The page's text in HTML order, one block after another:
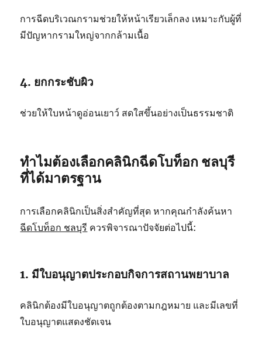
การฉีดบริเวณกรามช่วยให้หน้าเรียวเล็กลง เหมาะกับผู้ที่
มีปัญหากรามใหญ่จากกล้ามเนื้อ
4. ยกกระชับผิว
ช่วยให้ใบหน้าดูอ่อนเยาว์ สดใสขึ้นอย่างเป็นธรรมชาติ
ทำไมต้องเลือกคลินิกฉีดโบท็อก ชลบุรี
ที่ได้มาตรฐาน
การเลือกคลินิกเป็นสิ่งสำคัญที่สุด หากคุณกำลังค้นหา
ฉีดโบท็อก ชลบุรี ควรพิจารณาปัจจัยต่อไปนี้:
1. มีใบอนุญาตประกอบกิจการสถานพยาบาล
คลินิกต้องมีใบอนุญาตถูกต้องตามกฎหมาย และมีเลขที่
ใบอนุญาตแสดงชัดเจน